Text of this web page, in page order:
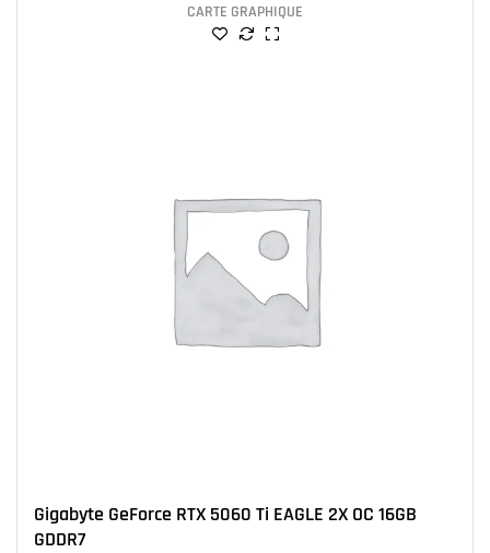
CARTE GRAPHIQUE
Gigabyte GeForce RTX 5060 Ti EAGLE 2X OC 16GB
GDDR7